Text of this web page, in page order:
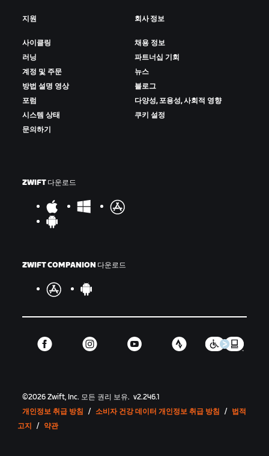
지원
사이클링
러닝
계정 및 주문
방법 설명 영상
포럼
시스템 상태
문의하기
회사 정보
채용 정보
파트너십 기회
뉴스
블로그
다양성, 포용성, 사회적 영향
쿠키 설정
ZWIFT 다운로드
ZWIFT COMPANION 다운로드
©2026 Zwift, Inc. 모든 권리 보유. v2.246.1
개인정보 취급 방침
/ 소비자 건강 데이터 개인정보 취급 방침 / 법적
고지
/ 약관